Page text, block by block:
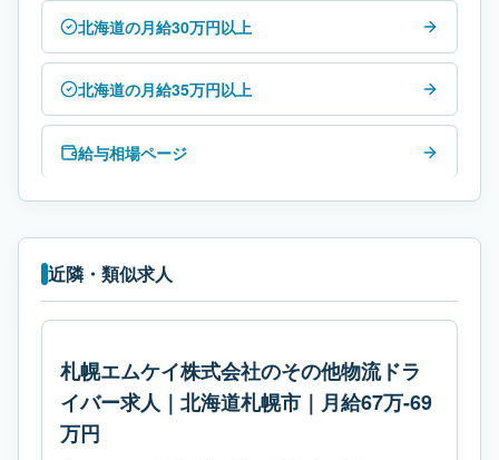
北海道の月給30万円以上
北海道の月給35万円以上
給与相場ページ
近隣・類似求人
札幌エムケイ株式会社のその他物流ドラ
イバー求人｜北海道札幌市｜月給67万-69
万円